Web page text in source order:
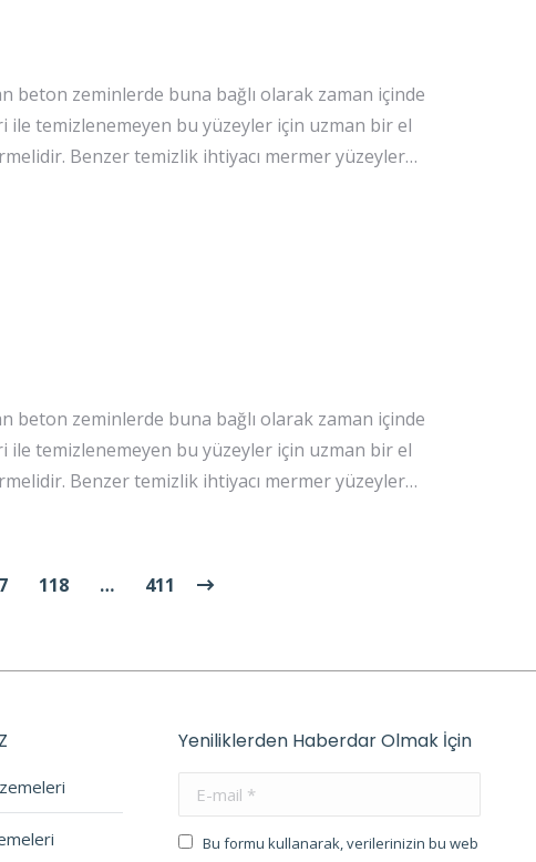
beton zeminlerde buna bağlı olarak zaman içinde
temizlenemeyen bu yüzeyler için uzman bir el
Benzer temizlik ihtiyacı mermer yüzeyler…
beton zeminlerde buna bağlı olarak zaman içinde
temizlenemeyen bu yüzeyler için uzman bir el
Benzer temizlik ihtiyacı mermer yüzeyler…
118 … 411
Yeniliklerden Haberdar Olmak İçin
E-mail *
Bu formu kullanarak, verilerinizin bu web